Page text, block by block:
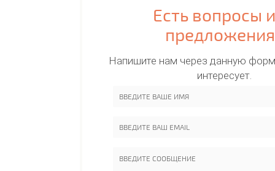
Есть вопросы
Напишите нам через данную
интересует.